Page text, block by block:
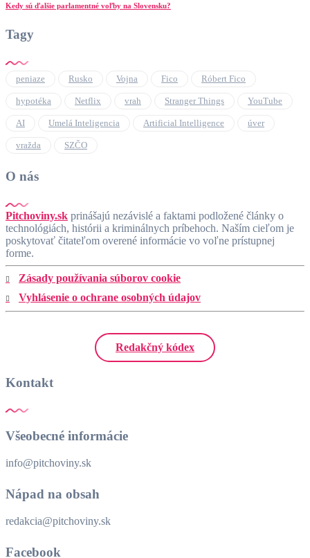
Kedy sú ďalšie parlamentné voľby na Slovensku?
Tagy
peniaze Rusko Vojna Fico Róbert Fico
hypotéka Netflix vrah Stranger Things YouTube
AI Umelá Inteligencia Artificial Intelligence úver
vražda SZČO
O nás
Pitchoviny.sk prinášajú nezávislé a faktami podložené články o
technológiách, histórii a kriminálnych príbehoch. Naším cieľom je
poskytovať čitateľom overené informácie vo voľne prístupnej
forme.
Zásady používania súborov cookie
Vyhlásenie o ochrane osobných údajov
Redakčný kódex
Kontakt
Všeobecné informácie
info@pitchoviny.sk
Nápad na obsah
redakcia@pitchoviny.sk
Facebook